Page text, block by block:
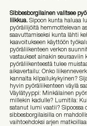
Sibbesborgilainen valitsee
liikkua. Sipoon kunta haluaa
pyöräilijöitä hemmottelevan
saavuttamiseksi kunta lähti
kaavoitukseen käyttöön
pyöräliikenteen verkon
vastaukset ainakin
pyöräliikenteestä tulee
aikavertailu: Onko
kannalta kilpailukykyinen?
hyvin pyöräliikenteen väylä
Väylätyyppi: Minkälainen
millekin kadulle? Lumitila:
satanut lumi vaatii?
sibbesborgilaisilla on
vaihtoehdoksi arjen